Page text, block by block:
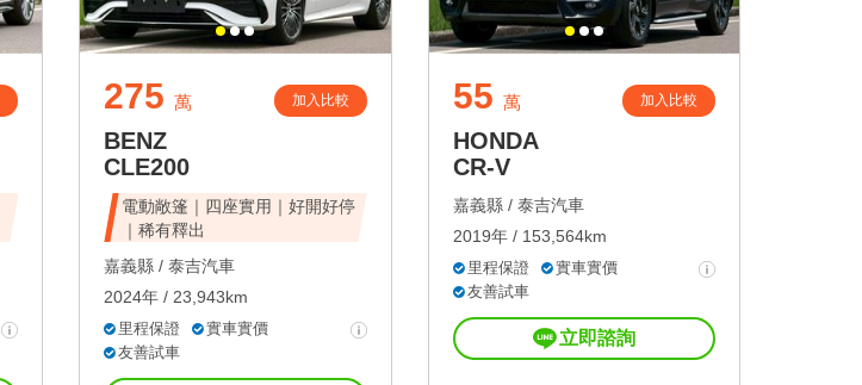
275 萬 加入比較
BENZ
CLE200
電動敞篷｜四座實用｜好開好停
｜稀有釋出
嘉義縣 / 泰吉汽車
2024年 / 23,943km
里程保證
實車實價
友善試車
55 萬 加入比較
HONDA
CR-V
嘉義縣 / 泰吉汽車
2019年 / 153,564km
里程保證
實車實價
友善試車
立即諮詢